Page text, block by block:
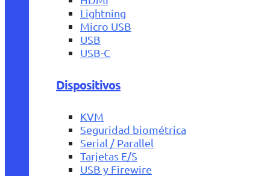
Lightning
Micro USB
USB
USB-C
Dispositivos
KVM
Seguridad biométrica
Serial / Parallel
Tarjetas E/S
USB y Firewire